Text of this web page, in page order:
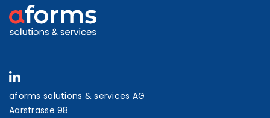
aforms solutions & services AG
Aarstrasse 98